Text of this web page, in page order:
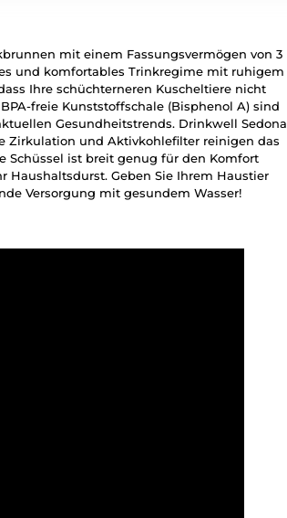
mit einem Fassungsvermögen von 3
und komfortables Trinkregime mit ruhigem
Ihre schüchterneren Kuscheltiere nicht
freie Kunststoffschale (Bisphenol A) sind
Gesundheitstrends. Drinkwell Sedona
Zirkulation und Aktivkohlefilter reinigen das
Schüssel ist breit genug für den Komfort
Haushaltsdurst. Geben Sie Ihrem Haustier
Versorgung mit gesundem Wasser!